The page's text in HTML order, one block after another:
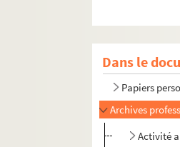
Dans le
Papiers
Archives
Activité